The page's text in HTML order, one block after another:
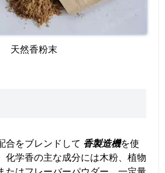
天然香粉末
合をブレンドして 香製造機を使
化学香の主な成分には木粉、植物